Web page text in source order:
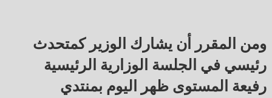
ومن المقرر أن يشارك الوزير كمتحدث
رئيسي في الجلسة الوزارية الرئيسية
رفيعة المستوى ظهر اليوم بمنتدي